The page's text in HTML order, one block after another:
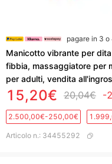
pagare in 3 o
Manicotto vibrante per
fibbia, massaggiatore per
per adulti, vendita
15,20€ 20,04€ -
2.500,00€-250,00€
Articolo n.: 34455292